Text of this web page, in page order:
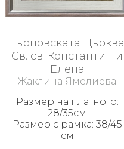
Търновската Църква
Св. св. Константин и
Елена
Жаклина Ямелиева
Размер на платното:
28/35см
Размер с рамка: 38/45
см